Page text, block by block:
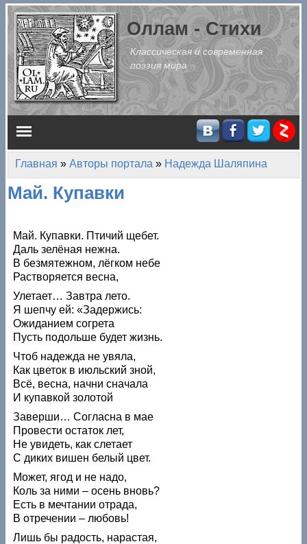
Перейти к основному содержанию
Оллам - Стихи
Классическая и современная
поэзия мира
Главное меню
Вы здесь
Главная » Авторы портала » Надежда Шаляпина
Май. Купавки
Май. Купавки. Птичий щебет.
Даль зелёная нежна.
В безмятежном, лёгком небе
Растворяется весна,
Улетает… Завтра лето.
Я шепчу ей: «Задержись:
Ожиданием согрета
Пусть подольше будет жизнь.
Чтоб надежда не увяла,
Как цветок в июльский зной,
Всё, весна, начни сначала
И купавкой золотой
Заверши… Согласна в мае
Провести остаток лет,
Не увидеть, как слетает
С диких вишен белый цвет.
Может, ягод и не надо,
Коль за ними – осень вновь?
Есть в мечтании отрада,
В отречении – любовь!
Лишь бы радость, нарастая,